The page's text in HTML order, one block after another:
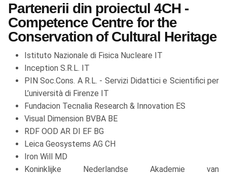
Partenerii din proiectul 4CH -
Competence Centre for the
Conservation of Cultural Heritage
Istituto Nazionale di Fisica Nucleare IT
Inception S.R.L. IT
PIN Soc.Cons. A R.L. - Servizi Didattici e Scientifici per
L’università di Firenze IT
Fundacion Tecnalia Research & Innovation ES
Visual Dimension BVBA BE
RDF OOD AR DI EF BG
Leica Geosystems AG CH
Iron Will MD
Koninklijke Nederlandse Akademie van